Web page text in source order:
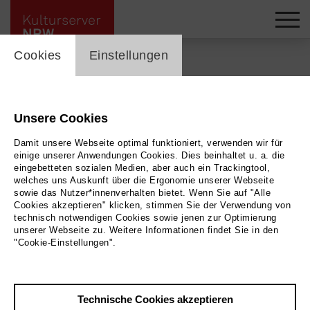
Galerie KK Klaus Kiefer
Die Galerie KK, gegründet 1983 von Klaus Kiefer,
legt den Fokus auf zeitgenössische figurative
Malerei und hier insbesondere auf die Richtung
des kritischen Realismus jenseits des
Mainstreams und des rein Dekorativen. Zu den
Grützke, Mitbegründer und bekanntester
Vertreter der "Schule der Neuen Prächtigkeit",
cookie_layer
Cookies Einstellungen
Unsere Cookies
Damit unsere Webseite optimal funktioniert, verwenden wir für
einige unserer Anwendungen Cookies. Dies beinhaltet u. a. die
eingebetteten sozialen Medien, aber auch ein Trackingtool,
welches uns Auskunft über die Ergonomie unserer Webseite
sowie das Nutzer*innenverhalten bietet. Wenn Sie auf "Alle
Cookies akzeptieren" klicken, stimmen Sie der Verwendung von
technisch notwendigen Cookies sowie jenen zur Optimierung
unserer Webseite zu. Weitere Informationen findet Sie in den
"Cookie-Einstellungen".
Technische Cookies akzeptieren